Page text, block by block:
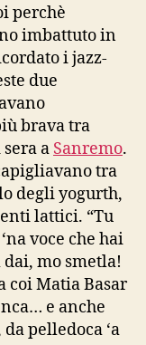
perchè
imbattuto in
i jazz-
due
brava tra
a Sanremo.
tra
degli yogurth,
lattici. “Tu
voce che hai
dai, mo smetla!
coi Matia Basar
e anche
pelledoca ‘a